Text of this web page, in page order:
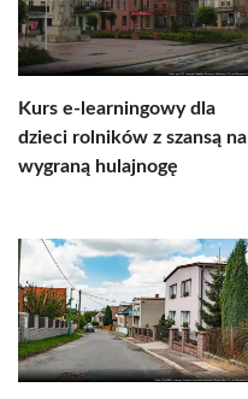
Kurs e-learningowy dla
dzieci rolników z szansą na
wygraną hulajnogę